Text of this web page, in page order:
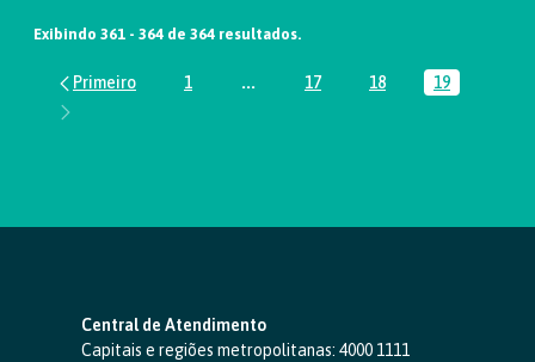
Exibindo 361 - 364 de 364 resultados.
Página
1 ...Páginas intermediárias Usar ABA
Página
17 Página
18 Página
19
Central de Atendimento
Capitais e regiões metropolitanas: 4000 1111